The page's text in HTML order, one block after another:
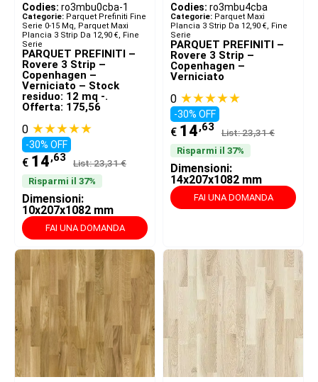
Codies: ro3mbu0cba-1
Categorie: Parquet Prefiniti Fine
Serie 0-15 Mq
Parquet Maxi
Plancia 3 Strip Da 12,90 €
Fine
Serie
PARQUET PREFINITI –
Rovere 3 Strip –
Copenhagen –
Verniciato – Stock
residuo: 12 mq -.
Offerta: 175,56
0 ★★★★★
-30% OFF
€ 14,63 List: 23,31 €
Risparmi il 37%
Dimensioni:
10x207x1082 mm
FAI UNA DOMANDA
Codies: ro3mbu4cba
Categorie: Parquet Maxi
Plancia 3 Strip Da 12,90 €
Fine
Serie
PARQUET PREFINITI –
Rovere 3 Strip –
Copenhagen –
Verniciato
0 ★★★★★
-30% OFF
€ 14,63 List: 23,31 €
Risparmi il 37%
Dimensioni:
14x207x1082 mm
FAI UNA DOMANDA